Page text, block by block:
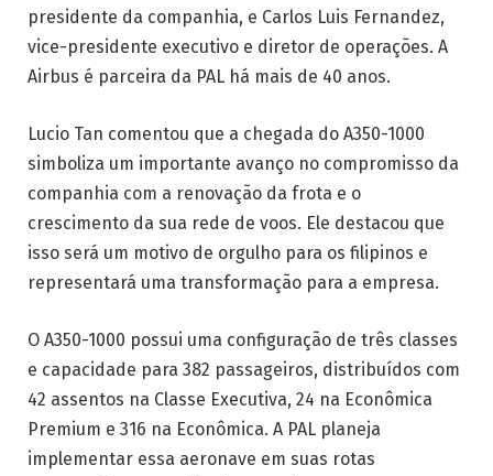
presidente da companhia, e Carlos Luis Fernandez,
vice-presidente executivo e diretor de operações. A
Airbus é parceira da PAL há mais de 40 anos.
Lucio Tan comentou que a chegada do A350-1000
simboliza um importante avanço no compromisso da
companhia com a renovação da frota e o
crescimento da sua rede de voos. Ele destacou que
isso será um motivo de orgulho para os filipinos e
representará uma transformação para a empresa.
O A350-1000 possui uma configuração de três classes
e capacidade para 382 passageiros, distribuídos com
42 assentos na Classe Executiva, 24 na Econômica
Premium e 316 na Econômica. A PAL planeja
implementar essa aeronave em suas rotas